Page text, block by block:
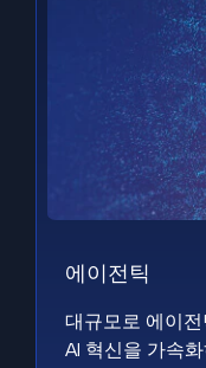
에이전틱
대규모로 에이
AI 혁신을 가속화